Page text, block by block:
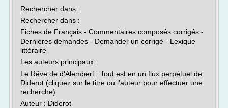
Rechercher dans :
Rechercher dans :
Fiches de Français - Commentaires composés corrigés -
Dernières demandes - Demander un corrigé - Lexique
littéraire
Les auteurs principaux :
Le Rêve de d'Alembert : Tout est en un flux perpétuel de
Diderot (cliquez sur le titre ou l'auteur pour effectuer une
recherche)
Auteur : Diderot